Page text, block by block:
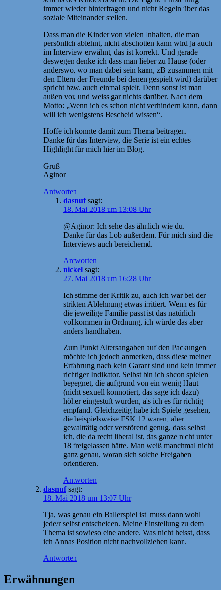
immer wieder hinterfragen und nicht Regeln über das
soziale Miteinander stellen.
Dass man die Kinder von vielen Inhalten, die man
persönlich ablehnt, nicht abschotten kann wird ja auch
im Interview erwähnt, das ist korrekt. Und gerade
deswegen denke ich dass man lieber zu Hause (oder
anderswo, wo man dabei sein kann, zB zusammen mit
den Eltern der Freunde bei denen gespielt wird) darüber
spricht bzw. auch einmal spielt. Denn sonst ist man
außen vor, und weiss gar nichts darüber. Nach dem
Motto: „Wenn ich es schon nicht verhindern kann, dann
will ich wenigstens Bescheid wissen“.
Hoffe ich konnte damit zum Thema beitragen.
Danke für das Interview, die Serie ist ein echtes
Highlight für mich hier im Blog.
Gruß
Aginor
Antworten
dasnuf sagt:
18. Mai 2018 um 13:08 Uhr
@Aginor: Ich sehe das ähnlich wie du.
Danke für das Lob außerdem. Für mich sind die
Interviews auch bereichernd.
Antworten
nickel sagt:
27. Mai 2018 um 16:28 Uhr
Ich stimme der Kritik zu, auch ich war bei der
strikten Ablehnung etwas irritiert. Wenn es für
die jeweilige Familie passt ist das natürlich
vollkommen in Ordnung, ich würde das aber
anders handhaben.
Zum Punkt Altersangaben auf den Packungen
möchte ich jedoch anmerken, dass diese meiner
Erfahrung nach kein Garant sind und kein immer
richtiger Indikator. Selbst bin ich shcon spielen
begegnet, die aufgrund von ein wenig Haut
(nicht sexuell konnotiert, das sage ich dazu)
höher eingestuft wurden, als ich es für richtig
empfand. Gleichzeitig habe ich Spiele gesehen,
die beispielsweise FSK 12 waren, aber
gewalttätig oder verstörend genug, dass selbst
ich, die da recht liberal ist, das ganze nicht unter
18 freigelassen hätte. Man weiß manchmal nicht
ganz genau, woran sich solche Freigaben
orientieren.
Antworten
dasnuf sagt:
18. Mai 2018 um 13:07 Uhr
Tja, was genau ein Ballerspiel ist, muss dann wohl
jede/r selbst entscheiden. Meine Einstellung zu dem
Thema ist sowieso eine andere. Was nicht heisst, dass
ich Annas Position nicht nachvollziehen kann.
Antworten
Erwähnungen